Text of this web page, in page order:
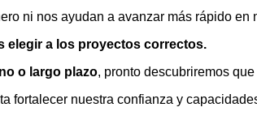
ni nos ayudan a avanzar más rápido en
elegir a los proyectos correctos.
o largo plazo, pronto descubriremos
fortalecer nuestra confianza y